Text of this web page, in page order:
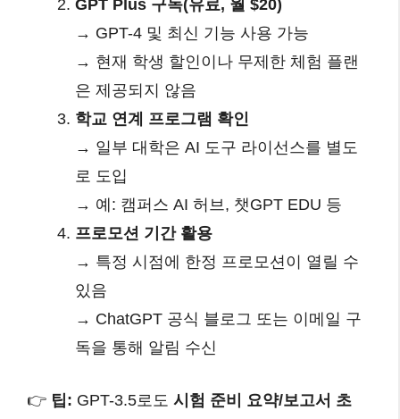
GPT Plus 구독(유료, 월 $20)
→ GPT-4 및 최신 기능 사용 가능
→ 현재 학생 할인이나 무제한 체험 플랜
은 제공되지 않음
학교 연계 프로그램 확인
→ 일부 대학은 AI 도구 라이선스를 별도
로 도입
→ 예: 캠퍼스 AI 허브, 챗GPT EDU 등
프로모션 기간 활용
→ 특정 시점에 한정 프로모션이 열릴 수
있음
→ ChatGPT 공식 블로그 또는 이메일 구
독을 통해 알림 수신
👉 팁: GPT-3.5로도 시험 준비 요약/보고서 초